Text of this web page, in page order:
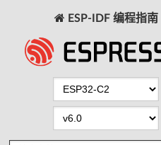
ESP-IDF 编程指南